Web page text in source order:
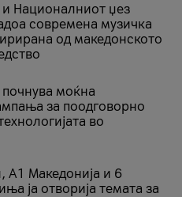
Националниот џез
современа музичка
од македонското
моќна
за поодговорно
во
A1 Македонија и 6
ја отворија темата за